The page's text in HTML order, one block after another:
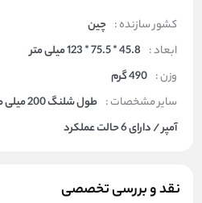
کشور سازنده : چین
ابعاد : 45.8 * 75.5 * 123 میلی متر
وزن : 490 گرم
سایر مشخصات :
آمپر / دارای 6 حالت عملکرد
نقد و بررسی تخصصی